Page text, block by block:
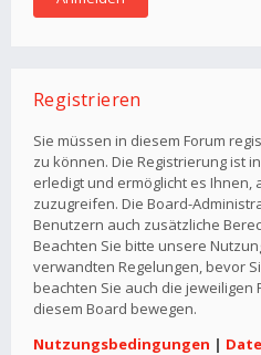
Registrieren
Sie müssen in diesem Forum
zu können. Die Registrierung ist
erledigt und ermöglicht es Ihnen,
zuzugreifen. Die Board-
Benutzern auch zusätzliche
Beachten Sie bitte unsere
verwandten Regelungen, bevor
beachten Sie auch die jeweiligen
diesem Board bewegen.
Nutzungsbedingungen |